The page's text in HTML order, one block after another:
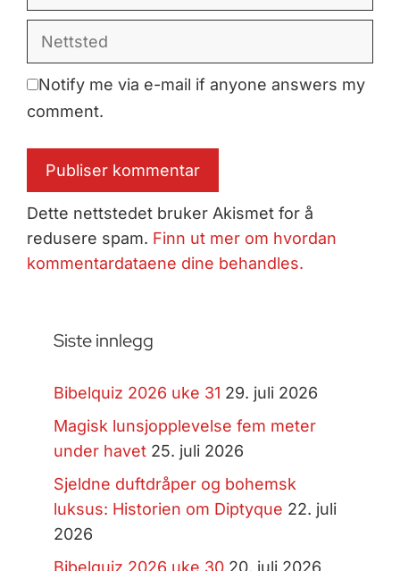
Notify me via e-mail if anyone answers my
comment.
Dette nettstedet bruker Akismet for å
redusere spam. Finn ut mer om hvordan
kommentardataene dine behandles.
Siste innlegg
Bibelquiz 2026 uke 31 29. juli 2026
Magisk lunsjopplevelse fem meter
under havet 25. juli 2026
Sjeldne duftdråper og bohemsk
luksus: Historien om Diptyque 22. juli
2026
Bibelquiz 2026 uke 30 20. juli 2026